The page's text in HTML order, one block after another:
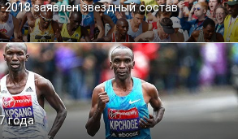
заявлен звездный состав
года